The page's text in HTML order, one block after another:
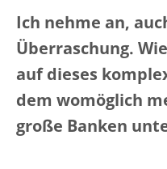
Ich nehme an,
Überraschung.
auf dieses
dem womöglich
große Banken